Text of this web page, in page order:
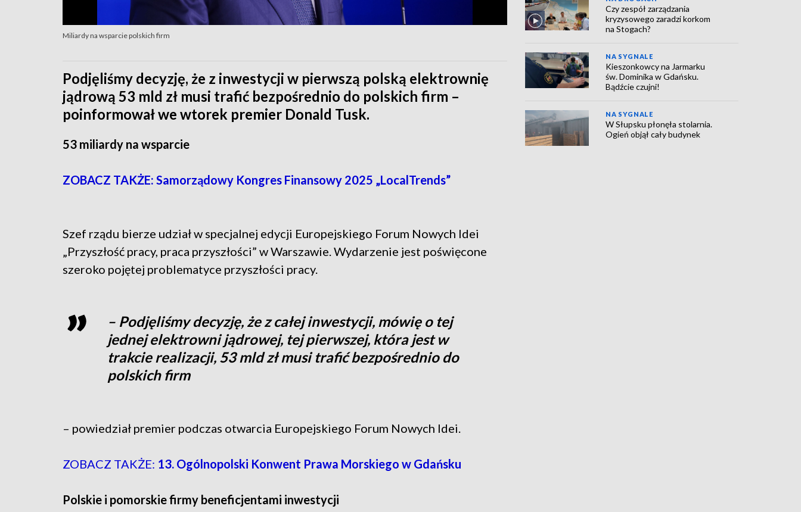
Miliardy na wsparcie polskich firm
Podjęliśmy decyzję, że z inwestycji w pierwszą polską elektrownię
jądrową 53 mld zł musi trafić bezpośrednio do polskich firm –
poinformował we wtorek premier Donald Tusk.
53 miliardy na wsparcie
ZOBACZ TAKŻE: Samorządowy Kongres Finansowy 2025 „LocalTrends”
Szef rządu bierze udział w specjalnej edycji Europejskiego Forum Nowych Idei
„Przyszłość pracy, praca przyszłości” w Warszawie. Wydarzenie jest poświęcone
szeroko pojętej problematyce przyszłości pracy.
– Podjęliśmy decyzję, że z całej inwestycji, mówię o tej
jednej elektrowni jądrowej, tej pierwszej, która jest w
trakcie realizacji, 53 mld zł musi trafić bezpośrednio do
polskich firm
– powiedział premier podczas otwarcia Europejskiego Forum Nowych Idei.
ZOBACZ TAKŻE: 13. Ogólnopolski Konwent Prawa Morskiego w Gdańsku
Polskie i pomorskie firmy beneficjentami inwestycji
Czy zespół zarządzania
kryzysowego zaradzi korkom
na Stogach?
NA SYGNALE
Kieszonkowcy na Jarmarku
św. Dominika w Gdańsku.
Bądźcie czujni!
NA SYGNALE
W Słupsku płonęła stolarnia.
Ogień objął cały budynek